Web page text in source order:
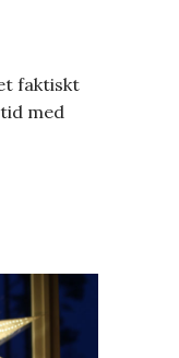
faktiskt
med